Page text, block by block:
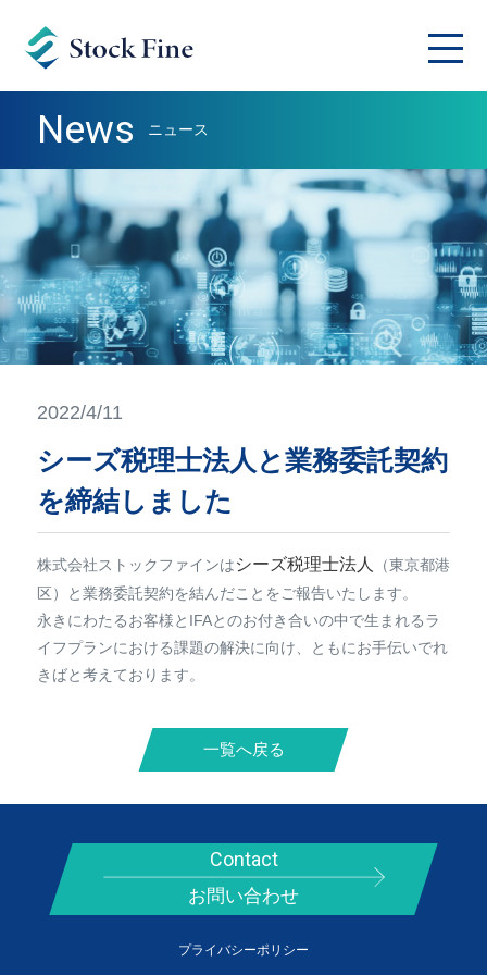
News ニュース
2022/4/11
シーズ税理士法人と業務委託契約
を締結しました
株式会社ストックファインはシーズ税理士法人
（東京都港
区）と業務委託契約を結んだことをご報告いたします。
永きにわたるお客様とIFAとのお付き合いの中で生まれるラ
イフプランにおける課題の解決に向け、ともにお手伝いでれ
きばと考えております。
一覧へ戻る
Contact
お問い合わせ
プライバシーポリシー